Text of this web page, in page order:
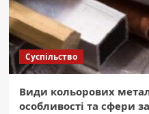
Суспільство
Види кольорових
особливості та сфери